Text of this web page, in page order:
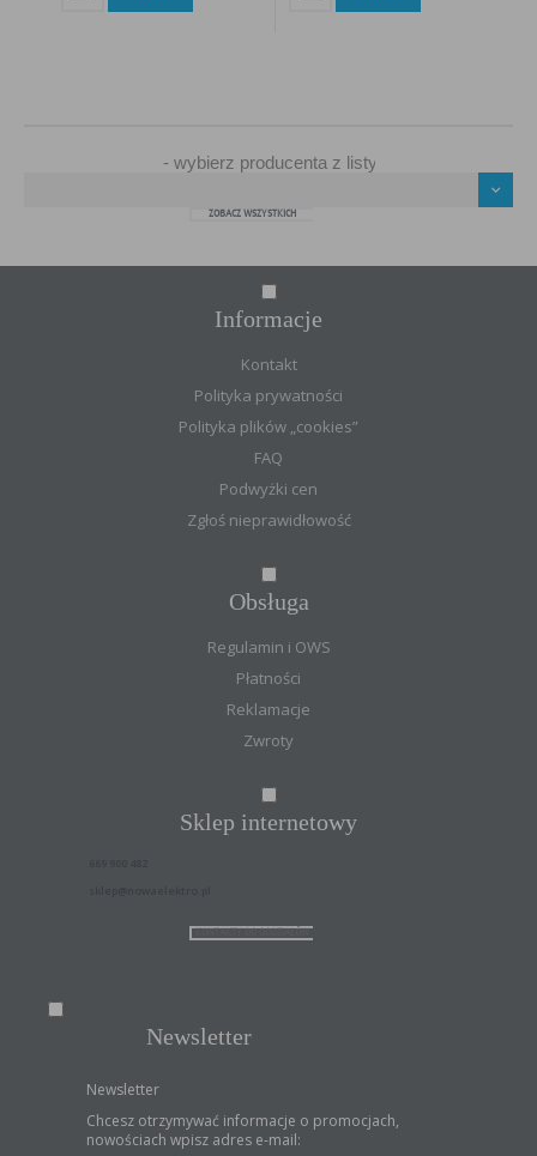
ZOBACZ WSZYSTKICH
Informacje
Kontakt
Polityka prywatności
Polityka plików „cookies”
FAQ
Podwyżki cen
Zgłoś nieprawidłowość
Obsługa
Regulamin i OWS
Płatności
Reklamacje
Zwroty
Sklep internetowy
KONTAKTY DO ODDZIAŁÓW
Newsletter
Newsletter
Chcesz otrzymywać informacje o promocjach,
nowościach wpisz adres e-mail: